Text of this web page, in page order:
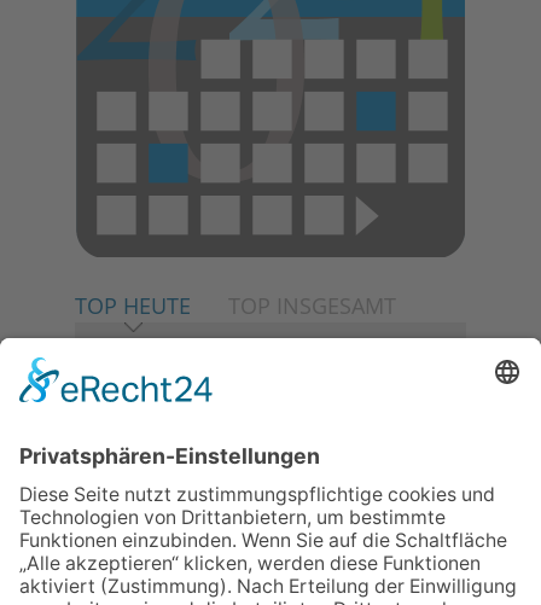
TOP HEUTE TOP INSGESAMT
06.08.2026
Baustellenführung führt auch in
die Zukunft der Stadt
Königstein
06.08.2026
Gewinnspiel zum Start ins
Schuljahr